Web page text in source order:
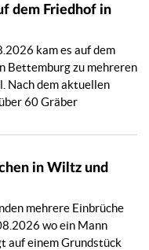
? La
identifiées à ce
h 15 et 18 h 25, ont
automatique à
volées. Les
sur
les photos ou
utiles sont priées
des Ardennes
publics/temoin-
carte-credit-
dem Friedhof in
kam es auf dem
Bettemburg zu mehreren
Nach dem aktuellen
60 Gräber
in Wiltz und
mehrere Einbrüche
wo ein Mann
auf einem Grundstück